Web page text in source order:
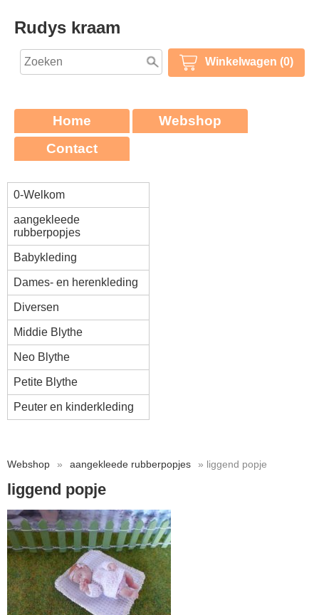
Rudys kraam
Winkelwagen (0)
Home
Webshop
Contact
0-Welkom
aangekleede
rubberpopjes
Babykleding
Dames- en herenkleding
Diversen
Middie Blythe
Neo Blythe
Petite Blythe
Peuter en kinderkleding
Webshop » aangekleede rubberpopjes » liggend popje
liggend popje